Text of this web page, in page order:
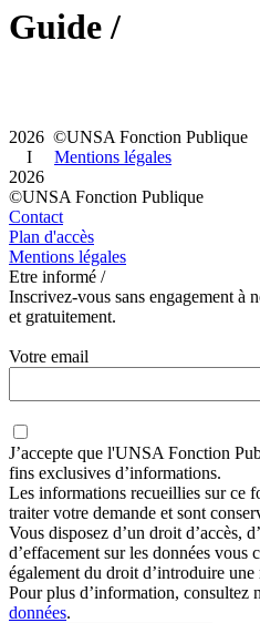
Guide /
2026 ©UNSA Fonction
I Mentions légales
2026
©UNSA Fonction Publique
Contact
Plan d'accès
Mentions légales
Etre informé /
Inscrivez-vous sans engagement à
et gratuitement.
Votre email
J’accepte que l'UNSA Fonction
fins exclusives d’informations.
Les informations recueillies sur ce
traiter votre demande et sont
Vous disposez d’un droit d’accès,
d’effacement sur les données vous
également du droit d’introduire
Pour plus d’information, consultez
données.